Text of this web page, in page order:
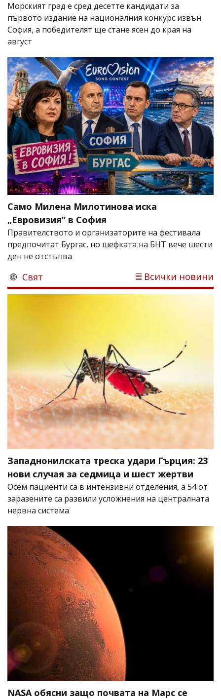
Морският град е сред десетте кандидати за
първото издание на националния конкурс извън
София, а победителят ще стане ясен до края на
август
Само Милена Милотинова иска
„Евровизия“ в София
Правителството и организаторите на фестивала
предпочитат Бургас, но шефката на БНТ вече шести
ден не отстъпва
Свят Всички новини
Западнонилската треска удари Гърция: 23
нови случая за седмица и шест жертви
Осем пациенти са в интензивни отделения, а 54 от
заразените са развили усложнения на централната
нервна система
NASA обясни защо почвата на Марс се